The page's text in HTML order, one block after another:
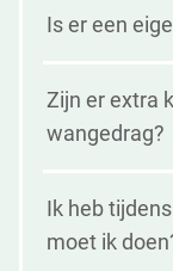
Is er een
Zijn er extra
wangedrag?
Ik heb
moet ik